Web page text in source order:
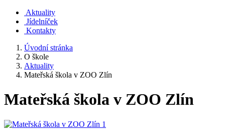
Aktuality
Jídelníček
Kontakty
Úvodní stránka
O škole
Aktuality
Mateřská škola v ZOO Zlín
Mateřská škola v ZOO Zlín